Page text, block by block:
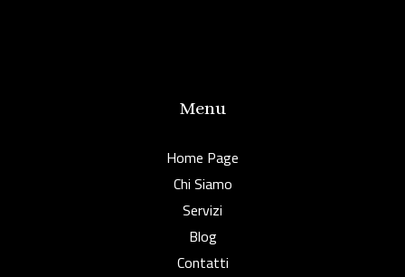
Menu
Home Page
Chi Siamo
Servizi
Blog
Contatti